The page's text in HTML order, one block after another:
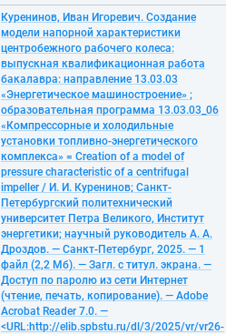
Куренинов, Иван Игоревич. Создание
модели напорной характеристики
центробежного рабочего колеса:
выпускная квалификационная работа
бакалавра: направление 13.03.03
«Энергетическое машиностроение» ;
образовательная программа 13.03.03_06
«Компрессорные и холодильные
установки топливно-энергетического
комплекса» = Creation of a model of
pressure characteristic of a centrifugal
impeller / И. И. Куренинов; Санкт-
Петербургский политехнический
университет Петра Великого, Институт
энергетики; научный руководитель А. А.
Дроздов. — Санкт-Петербург, 2025. — 1
файл (2,2 Мб). — Загл. с титул. экрана. —
Доступ по паролю из сети Интернет
(чтение, печать, копирование). — Adobe
Acrobat Reader 7.0. —
<URL:http://elib.spbstu.ru/dl/3/2025/vr/vr26-